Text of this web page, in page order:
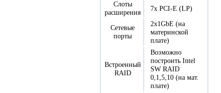
Слоты
расширения
7x PCI-E (LP)
Сетевые
порты
2x1GbE (на
материнской
плате)
Встроенный
RAID
Возможно
построить Intel
SW RAID
0,1,5,10 (на мат.
плате)